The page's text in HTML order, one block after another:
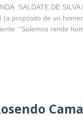
SALDATE DE
propósito de un
“Solemos rendir